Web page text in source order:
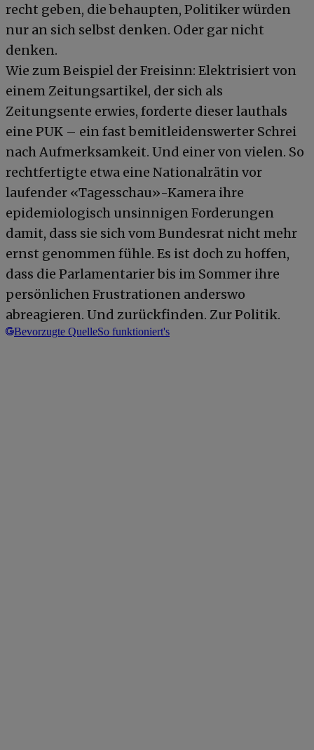
recht geben, die behaupten, Politiker würden
nur an sich selbst denken. Oder gar nicht
denken.
Wie zum Beispiel der Freisinn: Elektrisiert von
einem Zeitungsartikel, der sich als
Zeitungsente erwies, forderte dieser lauthals
eine PUK – ein fast bemitleidenswerter Schrei
nach Aufmerksamkeit. Und einer von vielen. So
rechtfertigte etwa eine Nationalrätin vor
laufender «Tagesschau»-Kamera ihre
epidemiologisch unsinnigen Forderungen
damit, dass sie sich vom Bundesrat nicht mehr
ernst genommen fühle. Es ist doch zu hoffen,
dass die Parlamentarier bis im Sommer ihre
persönlichen Frustrationen anderswo
abreagieren. Und zurückfinden. Zur Politik.
Bevorzugte QuelleSo funktioniert's